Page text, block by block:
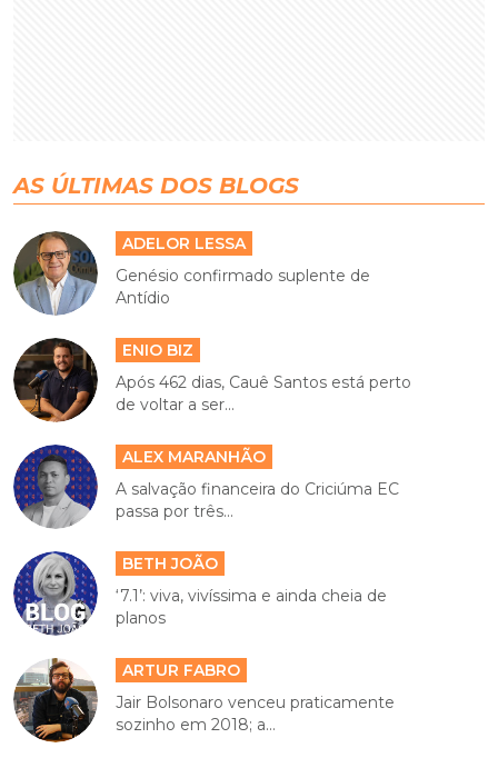
AS ÚLTIMAS DOS BLOGS
ADELOR LESSA
Genésio confirmado suplente de
Antídio
ENIO BIZ
Após 462 dias, Cauê Santos está perto
de voltar a ser...
ALEX MARANHÃO
A salvação financeira do Criciúma EC
passa por três...
BETH JOÃO
‘7.1’: viva, vivíssima e ainda cheia de
planos
ARTUR FABRO
Jair Bolsonaro venceu praticamente
sozinho em 2018; a...